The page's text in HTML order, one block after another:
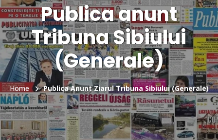
Publica anunt
Tribuna Sibiului
(Generale)
Home Publica Anunt Ziarul Tribuna Sibiului (Generale)